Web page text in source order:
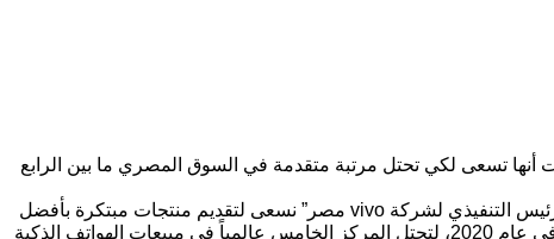
تسعى لكي تحتل مرتبة متقدمة في السوق المصري ما بين الرابع
وحسب مسؤولي الشركة، تحتل فيفو vivo مرتبة ما بين 7-8 في قائمة أكثر الهواتف الذكية مبيعا في مصر، ومن جانبه قال أليكس جان، الرئيس التنفيذي لشركة vivo مصر” نسعى لتقديم منتجات مبتكرة بأفضل
جودة وبأسعار تنافسية في أكثر من 40 دولة حول العالم”. مشيرا الي أن فيفو قامت بتعظيم مبيعاتها عالميا لتصل إلى 111.7 مليون وحدة في عام 2020، لتحتل المركز الخامس عالمياً في مبيعات الهواتف الذكية